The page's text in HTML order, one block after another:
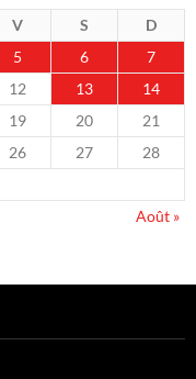
V S
D
5 6
7
12 13
14
19 20
21
26 27
28
Août »